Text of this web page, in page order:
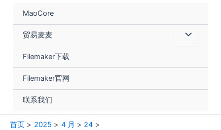
MaoCore
贸易麦麦 菜
Filemaker下载
Filemaker官网
联系我们
首页 2025 4 月
24